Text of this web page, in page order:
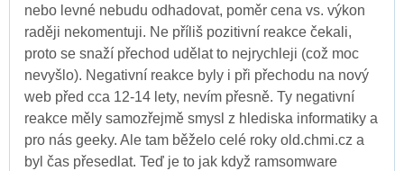
nebo levné nebudu odhadovat, poměr cena vs. výkon
raději nekomentuji. Ne příliš pozitivní reakce čekali,
proto se snaží přechod udělat to nejrychleji (což moc
nevyšlo). Negativní reakce byly i při přechodu na nový
web před cca 12-14 lety, nevím přesně. Ty negativní
reakce měly samozřejmě smysl z hlediska informatiky a
pro nás geeky. Ale tam běželo celé roky old.chmi.cz a
byl čas přesedlat. Teď je to jak když ramsomware